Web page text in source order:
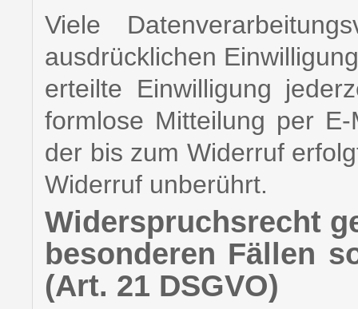
Viele
ausdrücklichen
erteilte Einwilligung
formlose Mitteilung per
der bis zum Widerruf
Widerruf unberührt.
Widerspruchsrecht
besonderen Fällen
(Art. 21 DSGVO)